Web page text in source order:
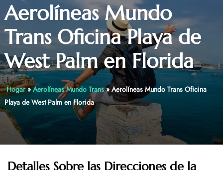
Aerolíneas Mundo
Trans Oficina Playa de
West Palm en Florida
Hogar»Aerolíneas Mundo Trans»Aerolíneas Mundo Trans Oficina
Playa de West Palm en Florida
Detalles Sobre las Direcciones de la